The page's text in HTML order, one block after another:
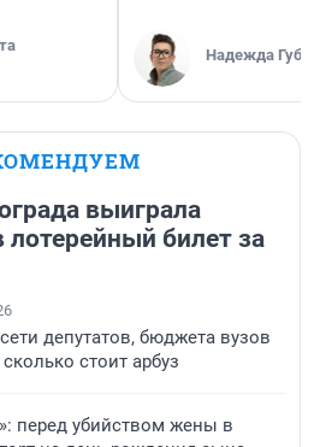
Надежда
выиграла
билет за
депутатов, бюджета вузов
стоит арбуз
перед убийством жены в